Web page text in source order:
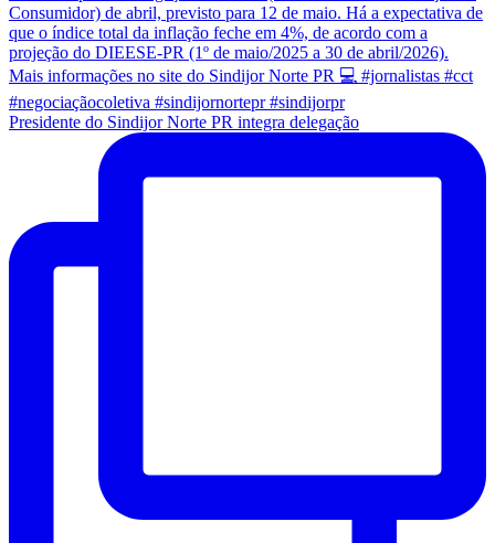
Presidente do Sindijor Norte PR integra delegação